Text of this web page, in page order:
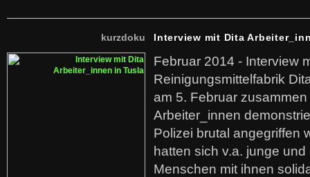
kurzdoku Interview mit Dita
Februar 2014 - Interview
Reinigungsmittelfabrik
am 5. Februar
Arbeiter_innen
Polizei brutal angegriffen
hatten sich v.a. junge
Menschen mit ihnen